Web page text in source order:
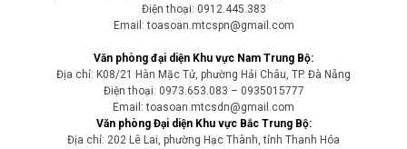
Điện thoại: 0912.445.383
Email: toasoan.mtcspn@gmail.com
Văn phòng đại diện Khu vực Nam Trung Bộ:
Địa chỉ: K08/21 Hàn Mặc Tử, phường Hải Châu, TP. Đà Nẵng
Điện thoại: 0973.653.083 – 0935015777
Email: toasoan.mtcsdn@gmail.com
Văn phòng Đại diện Khu vực Bắc Trung Bộ:
Địa chỉ: 202 Lê Lai, phường Hạc Thành, tỉnh Thanh Hóa